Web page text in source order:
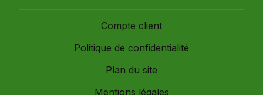
Compte client
Politique de confidentialité
Plan du site
Mentions légales